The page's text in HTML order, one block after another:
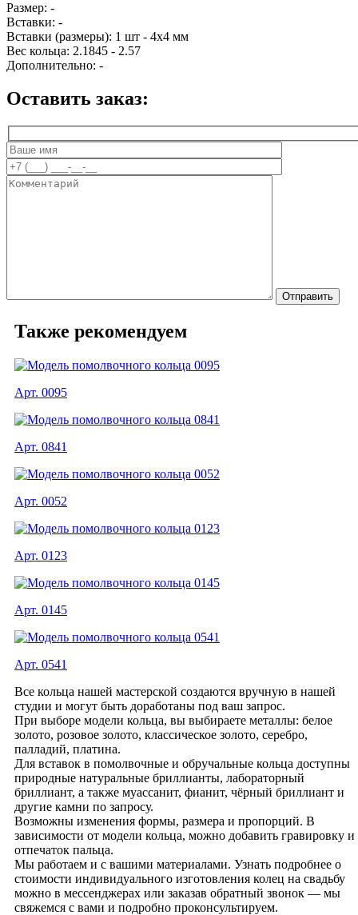
Размер: -
Вставки: -
Вставки (размеры): 1 шт - 4х4 мм
Вес кольца: 2.1845 - 2.57
Дополнительно: -
Оставить заказ:
Также рекомендуем
Арт. 0095
Арт. 0841
Арт. 0052
Арт. 0123
Арт. 0145
Арт. 0541
Все кольца нашей мастерской создаются вручную в нашей
студии и могут быть доработаны под ваш запрос.
При выборе модели кольца, вы выбираете металлы: белое
золото, розовое золото, классическое золото, серебро,
палладий, платина.
Для вставок в помолвочные и обручальные кольца доступны
природные натуральные бриллианты, лабораторный
бриллиант, а также муассанит, фианит, чёрный бриллиант и
другие камни по запросу.
Возможны изменения формы, размера и пропорций. В
зависимости от модели кольца, можно добавить гравировку и
отпечаток пальца.
Мы работаем и с вашими материалами. Узнать подробнее о
стоимости индивидуального изготовления колец на свадьбу
можно в мессенджерах или заказав обратный звонок — мы
свяжемся с вами и подробно проконсультируем.